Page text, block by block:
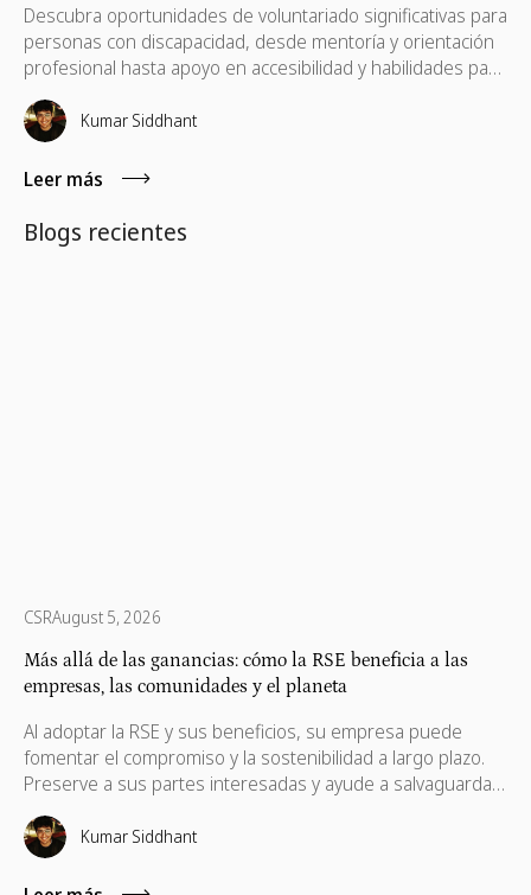
Descubra oportunidades de voluntariado significativas para
personas con discapacidad, desde mentoría y orientación
profesional hasta apoyo en accesibilidad y habilidades para
la vida. Aprenda cómo el voluntariado inclusivo ayuda a
eliminar barreras, fomenta la independencia y crea un
impacto duradero tanto para individuos como para
comunidades.
Kumar Siddhant
Leer más
Blogs recientes
CSRAugust 5, 2026
Más allá de las ganancias: cómo la RSE beneficia a las
empresas, las comunidades y el planeta
Al adoptar la RSE y sus beneficios, su empresa puede
fomentar el compromiso y la sostenibilidad a largo plazo.
Preserve a sus partes interesadas y ayude a salvaguardar
sus intereses, que también son necesarios para su
progreso.Kumar Siddhant